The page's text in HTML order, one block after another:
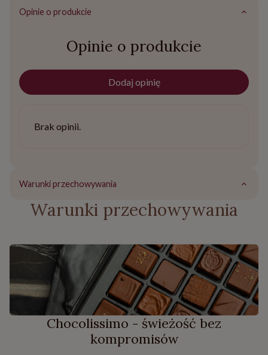
Opinie o produkcie
Opinie o produkcie
Dodaj opinię
Brak opinii.
Warunki przechowywania
Warunki przechowywania
Chocolissimo - świeżość bez
kompromisów